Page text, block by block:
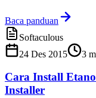
Baca panduan
Softaculous
24 Des 2015
3
Cara Install
Installer